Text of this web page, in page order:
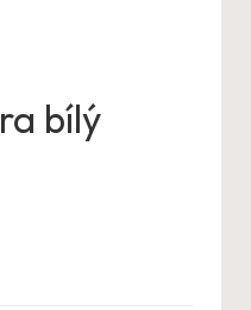
bílý